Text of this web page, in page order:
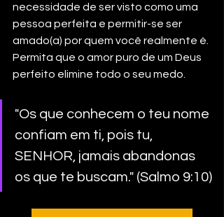
necessidade de ser visto como uma
pessoa perfeita e permitir-se ser
amado(a) por quem você realmente é.
Permita que o amor puro de um Deus
perfeito elimine todo o seu medo.
"Os que conhecem o teu nome
confiam em ti, pois tu,
SENHOR, jamais abandonas
os que te buscam." (Salmo 9:10)